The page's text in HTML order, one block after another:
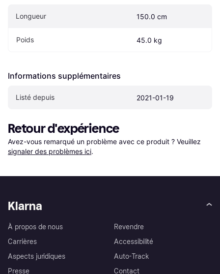
Longueur 150.0 cm
Poids 45.0 kg
Informations supplémentaires
Listé depuis 2021-01-19
Retour d'expérience
Avez-vous remarqué un problème avec ce produit ? Veuillez
signaler des problèmes ici.
Klarna
À propos de nous
Carrières
Aspects juridiques
Presse
Revendre
Accessibilité
Auto-Track
Contact